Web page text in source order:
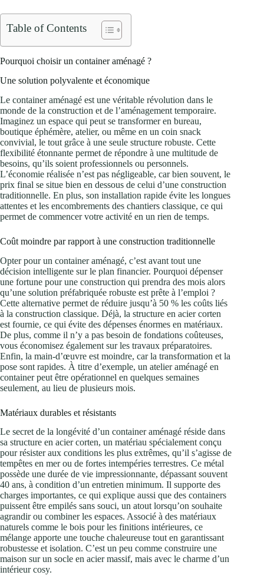
Table of Contents
Pourquoi choisir un container aménagé ?
Une solution polyvalente et économique
Le container aménagé est une véritable révolution dans le
monde de la construction et de l’aménagement temporaire.
Imaginez un espace qui peut se transformer en bureau,
boutique éphémère, atelier, ou même en un coin snack
convivial, le tout grâce à une seule structure robuste. Cette
flexibilité étonnante permet de répondre à une multitude de
besoins, qu’ils soient professionnels ou personnels.
L’économie réalisée n’est pas négligeable, car bien souvent, le
prix final se situe bien en dessous de celui d’une construction
traditionnelle. En plus, son installation rapide évite les longues
attentes et les encombrements des chantiers classique, ce qui
permet de commencer votre activité en un rien de temps.
Coût moindre par rapport à une construction traditionnelle
Opter pour un container aménagé, c’est avant tout une
décision intelligente sur le plan financier. Pourquoi dépenser
une fortune pour une construction qui prendra des mois alors
qu’une solution préfabriquée robuste est prête à l’emploi ?
Cette alternative permet de réduire jusqu’à 50 % les coûts liés
à la construction classique. Déjà, la structure en acier corten
est fournie, ce qui évite des dépenses énormes en matériaux.
De plus, comme il n’y a pas besoin de fondations coûteuses,
vous économisez également sur les travaux préparatoires.
Enfin, la main-d’œuvre est moindre, car la transformation et la
pose sont rapides. À titre d’exemple, un atelier aménagé en
container peut être opérationnel en quelques semaines
seulement, au lieu de plusieurs mois.
Matériaux durables et résistants
Le secret de la longévité d’un container aménagé réside dans
sa structure en acier corten, un matériau spécialement conçu
pour résister aux conditions les plus extrêmes, qu’il s’agisse de
tempêtes en mer ou de fortes intempéries terrestres. Ce métal
possède une durée de vie impressionnante, dépassant souvent
40 ans, à condition d’un entretien minimum. Il supporte des
charges importantes, ce qui explique aussi que des containers
puissent être empilés sans souci, un atout lorsqu’on souhaite
agrandir ou combiner les espaces. Associé à des matériaux
naturels comme le bois pour les finitions intérieures, ce
mélange apporte une touche chaleureuse tout en garantissant
robustesse et isolation. C’est un peu comme construire une
maison sur un socle en acier massif, mais avec le charme d’un
intérieur cosy.